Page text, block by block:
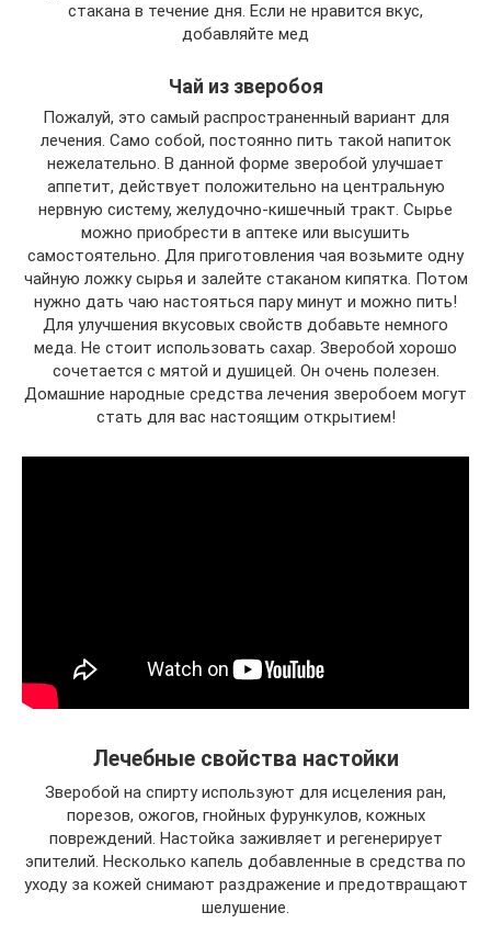
стакана в течение дня. Если не нравится вкус,
добавляйте мед
Чай из зверобоя
Пожалуй, это самый распространенный вариант для
лечения. Само собой, постоянно пить такой напиток
нежелательно. В данной форме зверобой улучшает
аппетит, действует положительно на центральную
нервную систему, желудочно-кишечный тракт. Сырье
можно приобрести в аптеке или высушить
самостоятельно. Для приготовления чая возьмите одну
чайную ложку сырья и залейте стаканом кипятка. Потом
нужно дать чаю настояться пару минут и можно пить!
Для улучшения вкусовых свойств добавьте немного
меда. Не стоит использовать сахар. Зверобой хорошо
сочетается с мятой и душицей. Он очень полезен.
Домашние народные средства лечения зверобоем могут
стать для вас настоящим открытием!
Лечебные свойства настойки
Зверобой на спирту используют для исцеления ран,
порезов, ожогов, гнойных фурункулов, кожных
повреждений. Настойка заживляет и регенерирует
эпителий. Несколько капель добавленные в средства по
уходу за кожей снимают раздражение и предотвращают
шелушение.